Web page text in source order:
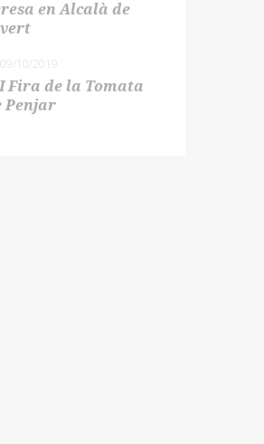
en Alcalà de
09/10/2019
Fira de la Tomata
Penjar